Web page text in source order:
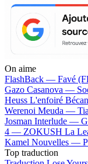
On aime
FlashBack — Favé
Gazo Casanova —
Heuss L'enfoiré
Werenoi Meuda —
Josman Interlude —
4 — ZOKUSH La
Kamel Nouvelles —
Top traduction